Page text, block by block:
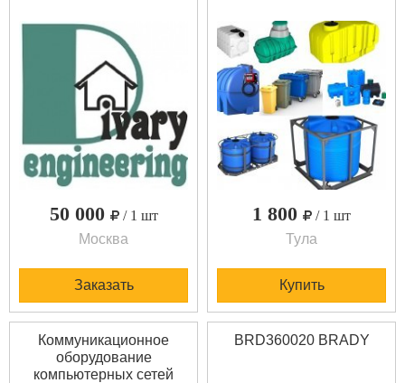
50 000
/ 1 шт
Москва
Заказать
1 800
/ 1 шт
Тула
Купить
Коммуникационное
оборудование
компьютерных сетей
BRD360020 BRADY